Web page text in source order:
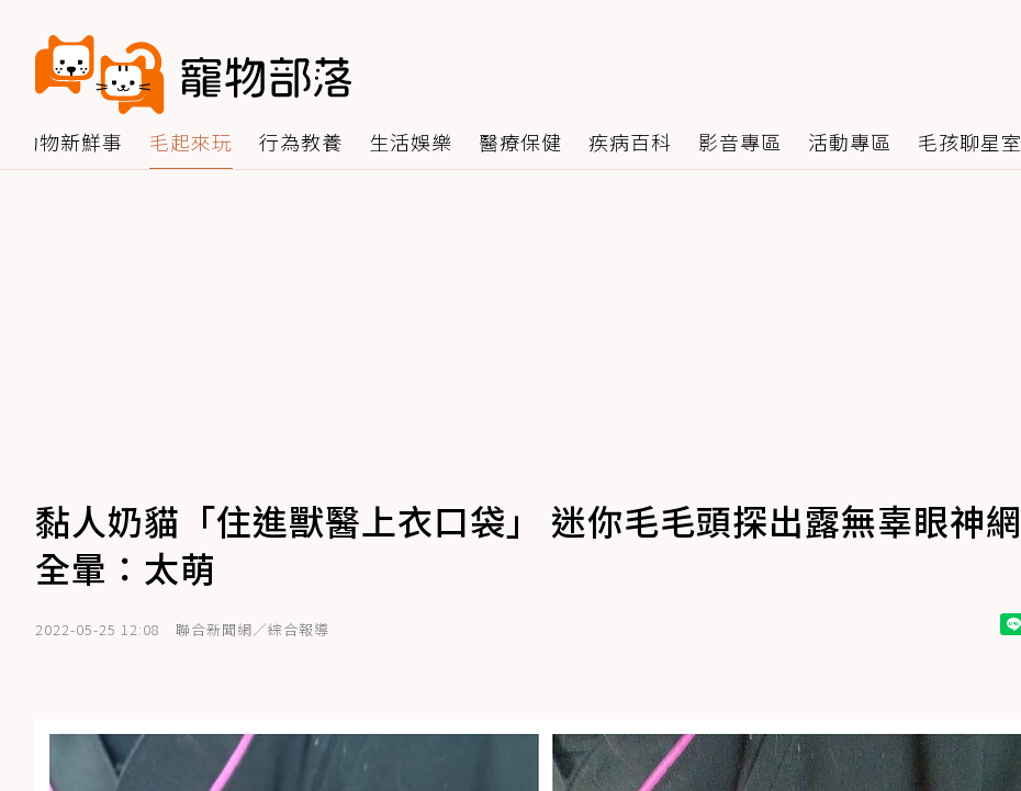
動物新鮮事 毛起來玩 行為教養 生活娛樂 醫療保健 疾病百科 影音專區 活動專區 毛孩聊星室
黏人奶貓「住進獸醫上衣口袋」 迷你毛毛頭探出露無辜眼神網
全暈：太萌
2022-05-25 12:08 聯合新聞網／綜合報導